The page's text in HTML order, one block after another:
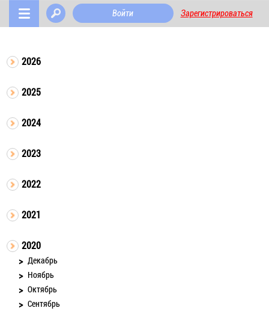
Войти Зарегистрироваться
2026
2025
2024
2023
2022
2021
2020
Декабрь
Ноябрь
Октябрь
Сентябрь